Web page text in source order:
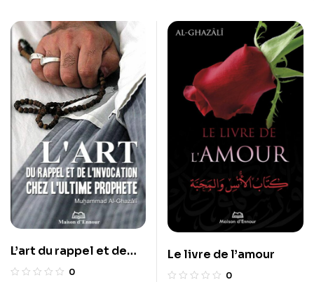
L’art du rappel et de
l’invocation chez
0
Le livre de l’amour
0